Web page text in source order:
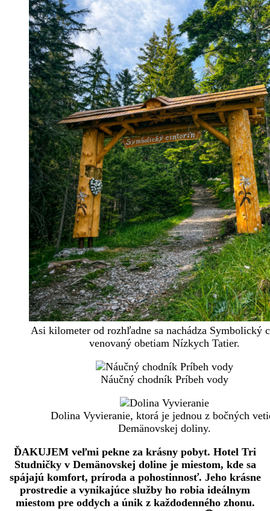
Asi kilometer od rozhľadne sa nachádza Symbolický
venovaný obetiam Nízkych Tatier.
Náučný chodník Príbeh vody
Dolina Vyvieranie, ktorá je jednou z bočných
Demänovskej doliny.
ĎAKUJEM veľmi pekne za krásny pobyt. Hotel Tri
Studničky v Demänovskej doline je miestom, kde sa
spájajú komfort, príroda a pohostinnosť. Jeho krásne
prostredie a vynikajúce služby ho robia ideálnym
miestom pre oddych a únik z každodenného zhonu.